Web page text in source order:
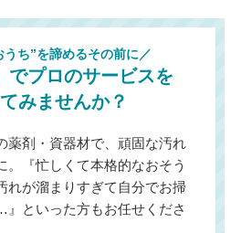
うち”を諦めるその前に／
でプロのサービスを
みませんか？
薬剤・資器材で、頑固な汚れ
。『忙しくて本格的なおそう
れが溜まりすぎて自分でお掃
といった方もお任せくださ